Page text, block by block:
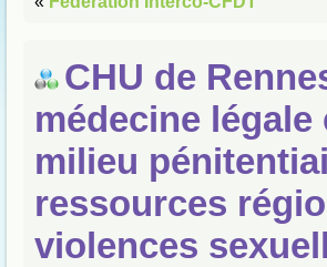
CHU de
médecine légale
milieu
ressources
violences